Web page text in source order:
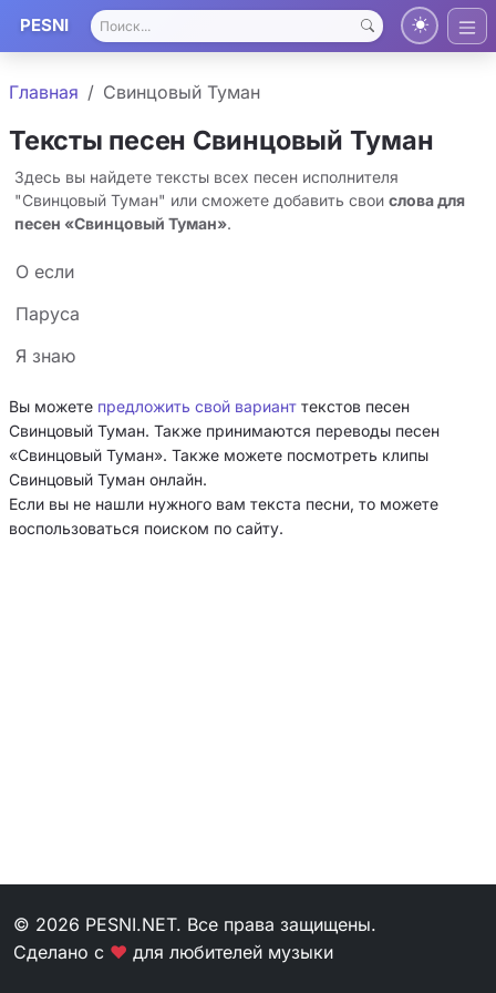
PESNI
Главная Свинцовый Туман
Тексты песен Свинцовый Туман
Здесь вы найдете тексты всех песен исполнителя
"Свинцовый Туман" или сможете добавить свои слова для
песен «Свинцовый Туман».
О если
Паруса
Я знаю
Вы можете предложить свой вариант текстов песен
Свинцовый Туман. Также принимаются переводы песен
«Свинцовый Туман». Также можете посмотреть клипы
Свинцовый Туман онлайн.
Если вы не нашли нужного вам текста песни, то можете
воспользоваться поиском по сайту.
© 2026 PESNI.NET. Все права защищены.
Сделано с ❤ для любителей музыки